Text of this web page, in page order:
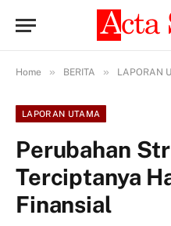
Home » BERITA » LAPORAN
LAPORAN UTAMA
Perubahan
Terciptanya
Finansial